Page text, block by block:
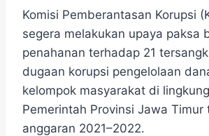
Komisi Pemberantasan Korupsi
segera melakukan upaya paksa
penahanan terhadap 21
dugaan korupsi pengelolaan
kelompok masyarakat di
Pemerintah Provinsi Jawa Timur
anggaran 2021–2022.